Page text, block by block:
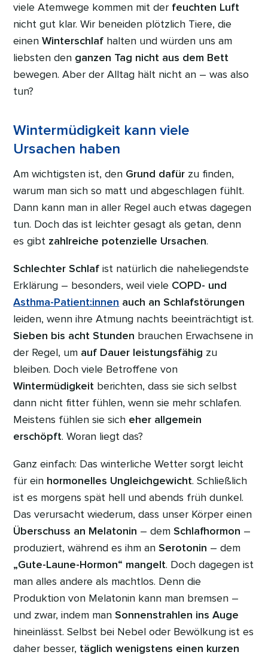
viele Atemwege kommen mit der feuchten Luft
nicht gut klar. Wir beneiden plötzlich Tiere, die
einenWinterschlaf halten und würden uns am
liebsten den ganzen Tag nicht aus dem Bett
bewegen. Aber der Alltag hält nicht an – was also
tun?
Wintermüdigkeit kann viele
Ursachen haben
Am wichtigsten ist, den Grund dafür zu finden,
warum man sich so matt und abgeschlagen fühlt.
Dann kann man in aller Regel auch etwas dagegen
tun. Doch das ist leichter gesagt als getan, denn
es gibt zahlreiche potenzielle Ursachen.
Schlechter Schlaf ist natürlich die naheliegendste
Erklärung – besonders, weil viele COPD- und
Asthma-Patient:innen auch an Schlafstörungen
leiden, wenn ihre Atmung nachts beeinträchtigt ist.
Sieben bis acht Stunden brauchen Erwachsene in
der Regel, um auf Dauer leistungsfähig zu
bleiben. Doch viele Betroffene von
Wintermüdigkeit berichten, dass sie sich selbst
dann nicht fitter fühlen, wenn sie mehr schlafen.
Meistens fühlen sie sich eher allgemein
erschöpft. Woran liegt das?
Ganz einfach: Das winterliche Wetter sorgt leicht
für ein hormonelles Ungleichgewicht. Schließlich
ist es morgens spät hell und abends früh dunkel.
Das verursacht wiederum, dass unser Körper einen
Überschuss an Melatonin – demSchlafhormon –
produziert, während es ihm anSerotonin – dem
„Gute-Laune-Hormon“ mangelt. Doch dagegen ist
man alles andere als machtlos. Denn die
Produktion von Melatonin kann man bremsen –
und zwar, indem manSonnenstrahlen ins Auge
hineinlässt. Selbst bei Nebel oder Bewölkung ist es
daher besser, täglich wenigstens einen kurzen